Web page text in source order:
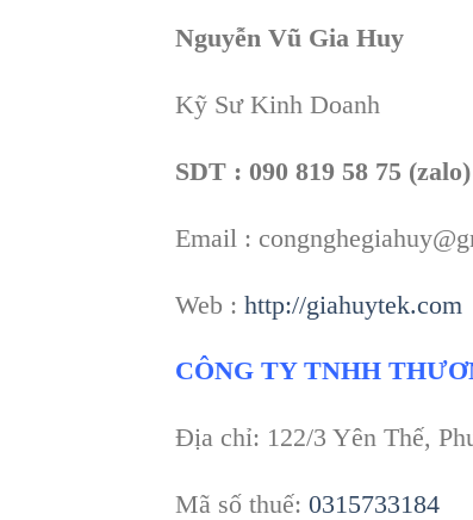
Nguyễn Vũ Gia Huy
Kỹ Sư Kinh Doanh
SDT : 090 819 58 75 (zalo)
Email :
Web : http://giahuytek.com
CÔNG TY TNHH
Địa chỉ: 122/3 Yên Thế,
Mã số thuế: 0315733184